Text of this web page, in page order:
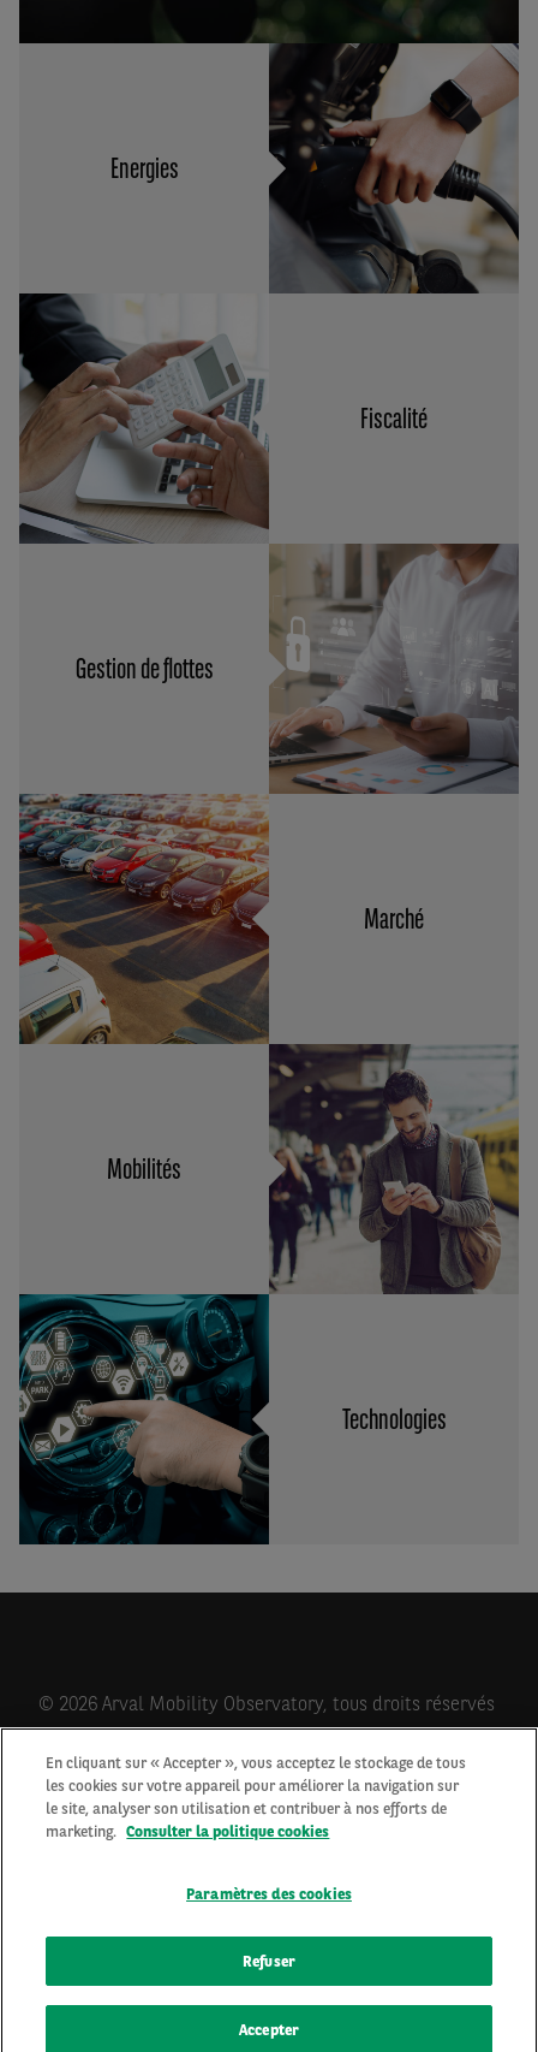
Energies
Fiscalité
Gestion de flottes
Marché
Mobilités
Technologies
© 2026 Arval Mobility Observatory, tous droits réservés
Qui sommes-nous?
Contactez-nous
Protection des données personnelles
En cliquant sur « Accepter », vous acceptez le stockage de tous
les cookies sur votre appareil pour améliorer la navigation sur
le site, analyser son utilisation et contribuer à nos efforts de
marketing. Consulter la politique cookies
Paramètres des cookies
Refuser
Accepter